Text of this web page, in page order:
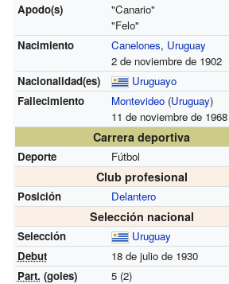
Apodo(s)
"Canario"
"Felo"
Nacimiento
Canelones, Uruguay
2 de noviembre de 1902
Nacionalidad(es)
Uruguayo
Fallecimiento
Montevideo(Uruguay)
11 de noviembre de 1968
Carrera deportiva
Deporte Fútbol
Club profesional
Posición Delantero
Selección nacional
Selección
Uruguay
Debut
18 de julio de 1930
Part. (goles) 5 (2)